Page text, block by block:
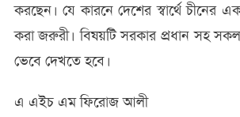
করছেন। যে কারনে দেশের স্বার্থে চীনের
করা জরুরী। বিষয়টি সরকার প্রধান সহ
ভেবে দেখতে হবে।
এ এইচ এম ফিরোজ আলী